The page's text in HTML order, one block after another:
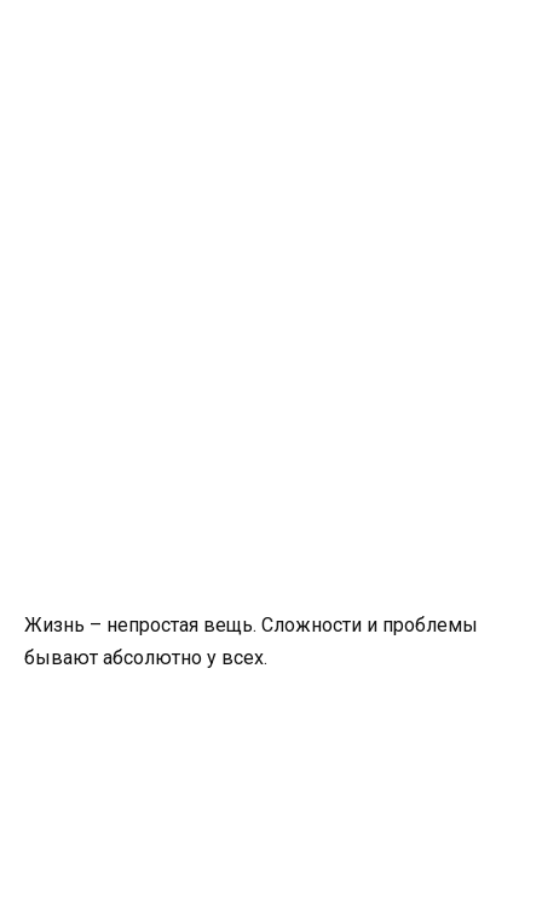
Жизнь – непростая вещь. Сложности и проблемы
бывают абсолютно у всех.